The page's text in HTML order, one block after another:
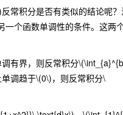
积分是否有类似的结论呢
个函数单调性的条件。这两
有界，则反常积分
调趋于\(0\)，则反常积分\